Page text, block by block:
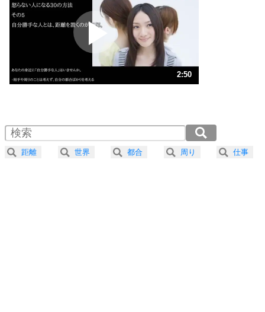
プラス思考
ポジティブになれない原因は、行動しないから。
ポジティブ思考になる30の方法
ストレス対策
人生、なんとかなるもの。
気楽に生きる30の方法
4 器の大きい人は、怒りを優しさで表現する。
プラス思考
2:50
2.0倍速 （333KB 1分25秒）
2.5倍速 （267KB 1分8秒）
3.0倍速 （223KB 56秒）
距離 世界 都合 周り 仕事